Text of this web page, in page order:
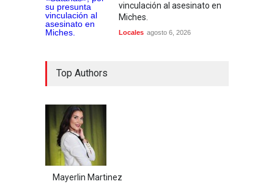
vinculación al asesinato en
Miches.
Locales agosto 6, 2026
Top Authors
Mayerlin Martinez